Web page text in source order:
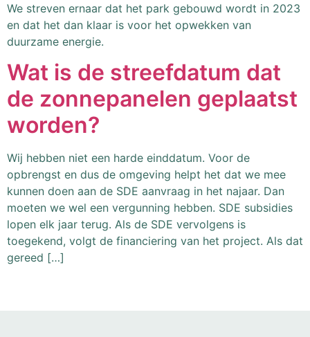
We streven ernaar dat het park gebouwd wordt in 2023
en dat het dan klaar is voor het opwekken van
duurzame energie.
Wat is de streefdatum dat
de zonnepanelen geplaatst
worden?
Wij hebben niet een harde einddatum. Voor de
opbrengst en dus de omgeving helpt het dat we mee
kunnen doen aan de SDE aanvraag in het najaar. Dan
moeten we wel een vergunning hebben. SDE subsidies
lopen elk jaar terug. Als de SDE vervolgens is
toegekend, volgt de financiering van het project. Als dat
gereed […]